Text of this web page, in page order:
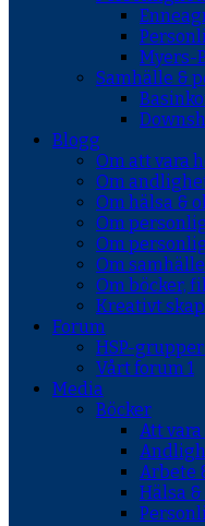
Myers-
Samhälle &
Blogg
Om att vara
Om
Om hälsa &
Om
Om
Om
Om böcker,
Kreativt
Forum
HSP-grupper
Vårt forum 1
Media
Böcker
Att
Arbete
Hälsa